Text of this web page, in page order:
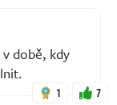
době, kdy
1 7